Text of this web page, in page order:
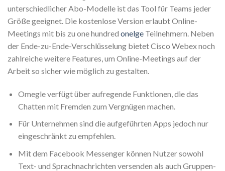
unterschiedlicher Abo-Modelle ist das Tool für Teams jeder
Größe geeignet. Die kostenlose Version erlaubt Online-
Meetings mit bis zu one hundred onelge Teilnehmern. Neben
der Ende-zu-Ende-Verschlüsselung bietet Cisco Webex noch
zahlreiche weitere Features, um Online-Meetings auf der
Arbeit so sicher wie möglich zu gestalten.
Omegle verfügt über aufregende Funktionen, die das
Chatten mit Fremden zum Vergnügen machen.
Für Unternehmen sind die aufgeführten Apps jedoch nur
eingeschränkt zu empfehlen.
Mit dem Facebook Messenger können Nutzer sowohl
Text- und Sprachnachrichten versenden als auch Gruppen-